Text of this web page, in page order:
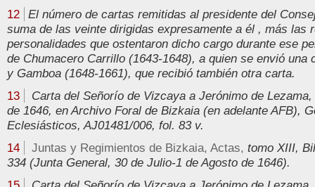
12 El número de cartas remitidas al presidente del
suma de las veinte dirigidas expresamente a él , más las
personalidades que ostentaron dicho cargo durante ese
de Chumacero Carrillo (1643-1648), a quien se envió una
y Gamboa (1648-1661), que recibió también otra carta.
13
Carta del Señorío de Vizcaya a Jerónimo de
de 1646, en Archivo Foral de Bizkaia (en adelante AFB),
Eclesiásticos, AJ01481/006, fol. 83 v.
14
Juntas y Regimientos de Bizkaia, Actas, tomo XIII,
334 (Junta General, 30 de Julio-1 de Agosto de 1646).